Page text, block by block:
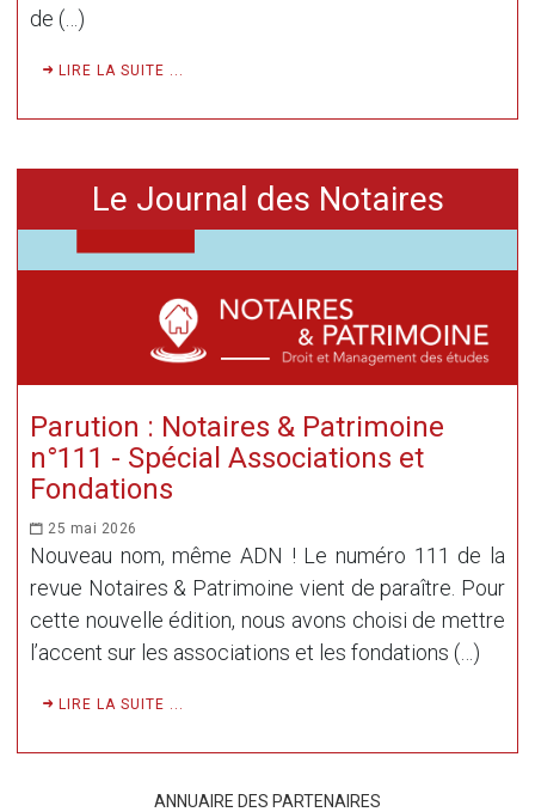
de (…)
LIRE LA SUITE ...
Le Journal des Notaires
Parution : Notaires & Patrimoine
n°111 - Spécial Associations et
Fondations
25 mai 2026
Nouveau nom, même ADN ! Le numéro 111 de la
revue Notaires & Patrimoine vient de paraître. Pour
cette nouvelle édition, nous avons choisi de mettre
l’accent sur les associations et les fondations (…)
LIRE LA SUITE ...
ANNUAIRE DES PARTENAIRES